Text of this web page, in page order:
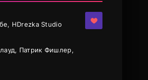
HDrezka Studio
Патрик Фишлер,